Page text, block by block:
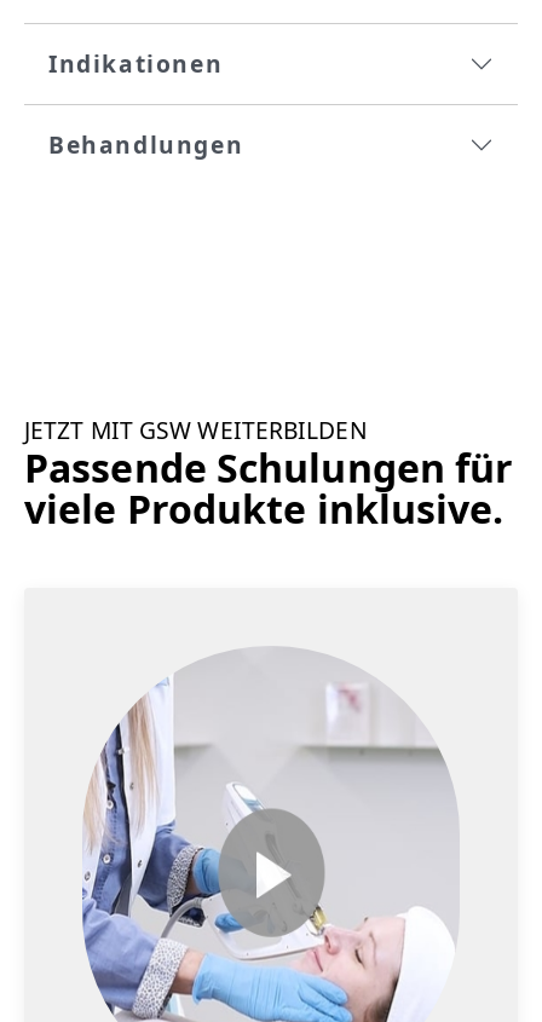
Indikationen
Behandlungen
JETZT MIT GSW WEITERBILDEN
Passende Schulungen für
viele Produkte inklusive.